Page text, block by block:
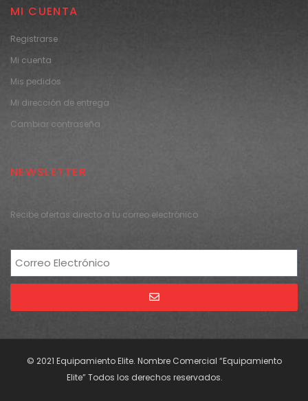
MI CUENTA
Registrarse
Mi cuenta
Mis pedidos
Mi dirección de entrega
Cambiar contraseña
NEWSLETTER
Recibe ofertas directo a tu correo electrónico
© 2021 Equipamiento Elite. Nombre Comercial “Equipamiento
Elite” Todos los derechos reservados.